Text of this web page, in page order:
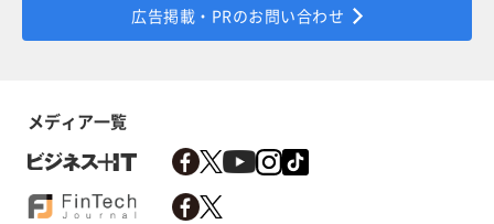
広告掲載・PRのお問い合わせ
メディア一覧